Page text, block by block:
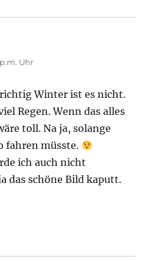
Uhr
richtig Winter ist es nicht.
Regen. Wenn das alles
toll. Na ja, solange
fahren müsste.
ich auch nicht
das schöne Bild kaputt.